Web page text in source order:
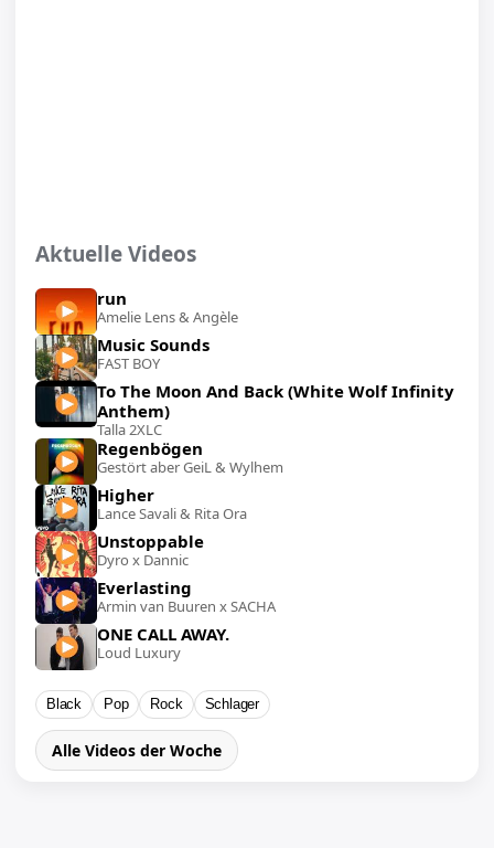
Aktuelle Videos
run
Amelie Lens & Angèle
Music Sounds
FAST BOY
To The Moon And Back (White Wolf Infinity
Anthem)
Talla 2XLC
Regenbögen
Gestört aber GeiL & Wylhem
Higher
Lance Savali & Rita Ora
Unstoppable
Dyro x Dannic
Everlasting
Armin van Buuren x SACHA
ONE CALL AWAY.
Loud Luxury
Black Pop Rock Schlager
Alle Videos der Woche